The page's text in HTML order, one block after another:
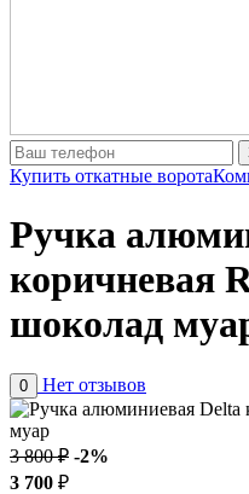
Купить откатные ворота
Ручка
коричневая
шоколад
0 Нет отзывов
3 800 ₽ -2%
3 700 ₽